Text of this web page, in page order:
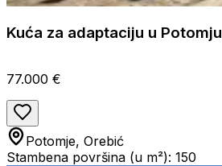
Kuća za adaptaciju u Potomju
77.000 €
Potomje, Orebić
Stambena površina (u m²): 150